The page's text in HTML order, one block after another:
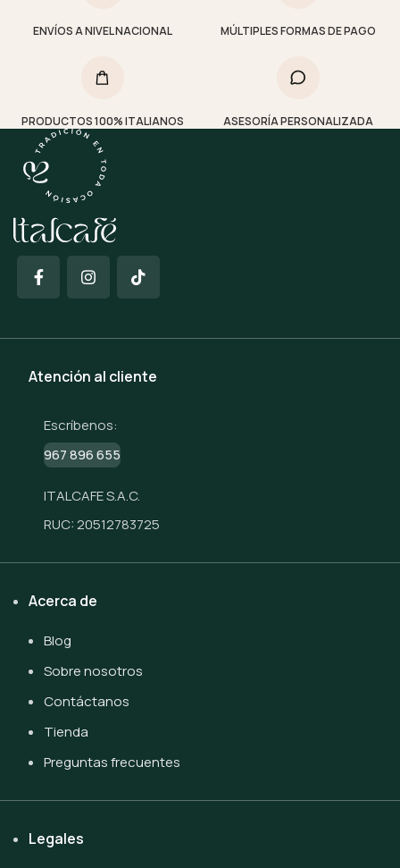
ENVÍOS A NIVEL NACIONAL MÚLTIPLES FORMAS DE PAGO
PRODUCTOS 100% ITALIANOS ASESORÍA PERSONALIZADA
Atención al cliente
Escríbenos:
967 896 655
ITALCAFE S.A.C.
RUC: 20512783725
Acerca de
Blog
Sobre nosotros
Contáctanos
Tienda
Preguntas frecuentes
Legales